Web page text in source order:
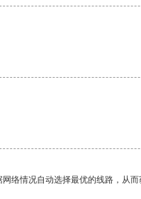
络情况自动选择最优的线路，从而